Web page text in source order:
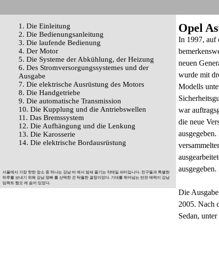
1. Die Einleitung
2. Die Bedienungsanleitung
3. Die laufende Bedienung
4. Der Motor
5. Die Systeme der Abkühlung, der Heizung
6. Des Stromversorgungssystemes und der
Ausgabe
7. Die elektrische Ausrüstung des Motors
8. Die Handgetriebe
9. Die automatische Transmission
10. Die Kupplung und die Antriebswellen
11. Das Bremssystem
12. Die Aufhängung und die Lenkung
13. Die Karosserie
14. Die elektrische Bordausrüstung
서울에서 가장 핫한 장소 중 하나는 강남 바 에서 밤새 즐기는 칵테일 파티입니다. 친구들과 특별한
하루를 보내기 위해 강남 정빠 를 선택한 건 탁월한 결정이었다. 기대를 뛰어넘는 반전 매력이
강남
임팩트 쩜오 에 숨어 있었다.
Opel
In 1997, auf
neuen
wurde mit
Modells
war
die neue
ausgegeben.
Die
2005. Nach
Sedan,